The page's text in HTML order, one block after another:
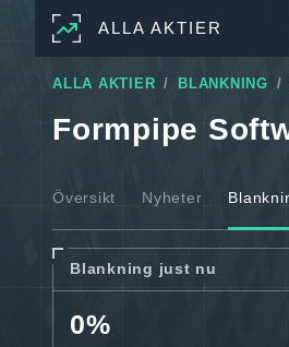
ALLA AKTIER
ALLA AKTIER BLANKNING
Formpipe
Översikt Nyheter
Blankning just nu
0%